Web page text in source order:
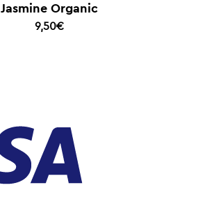
Jasmine Organic
9,50€